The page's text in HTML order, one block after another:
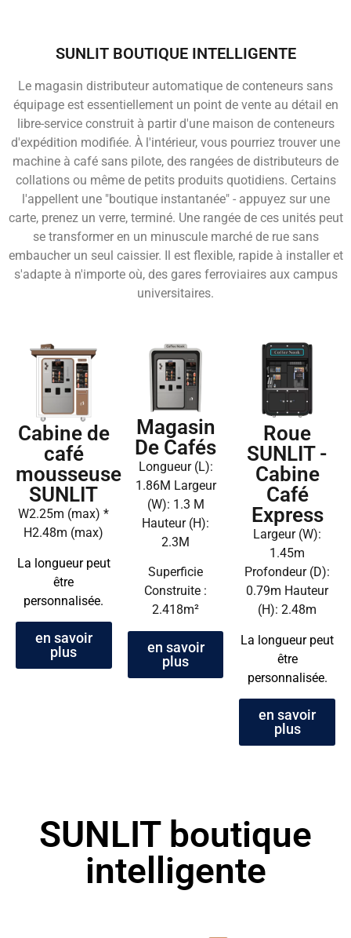
SUNLIT BOUTIQUE INTELLIGENTE
Le magasin distributeur automatique de conteneurs sans
équipage est essentiellement un point de vente au détail en
libre-service construit à partir d'une maison de conteneurs
d'expédition modifiée. À l'intérieur, vous pourriez trouver une
machine à café sans pilote, des rangées de distributeurs de
collations ou même de petits produits quotidiens. Certains
l'appellent une "boutique instantanée" - appuyez sur une
carte, prenez un verre, terminé. Une rangée de ces unités peut
se transformer en un minuscule marché de rue sans
embaucher un seul caissier. Il est flexible, rapide à installer et
s'adapte à n'importe où, des gares ferroviaires aux campus
universitaires.
Cabine de
café
mousseuse
SUNLIT
W2.25m (max) *
H2.48m (max)
La longueur peut
être
personnalisée.
en savoir
plus
Magasin
De Cafés
Longueur (L):
1.86M Largeur
(W): 1.3 M
Hauteur (H):
2.3M
Superficie
Construite :
2.418m²
en savoir
plus
Roue
SUNLIT -
Cabine
Café
Express
Largeur (W):
1.45m
Profondeur (D):
0.79m Hauteur
(H): 2.48m
La longueur peut
être
personnalisée.
en savoir
plus
SUNLIT boutique
intelligente